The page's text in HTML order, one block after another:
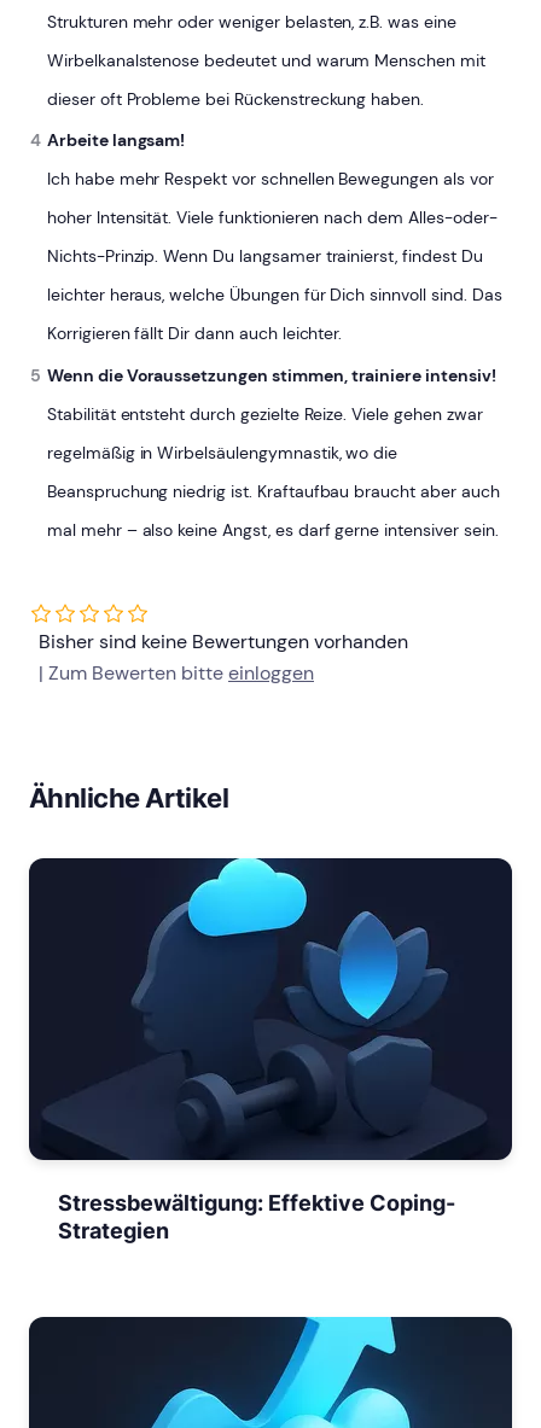
Strukturen mehr oder weniger belasten, z.B. was eine
Wirbelkanalstenose bedeutet und warum Menschen mit
dieser oft Probleme bei Rückenstreckung haben.
Arbeite langsam!
Ich habe mehr Respekt vor schnellen Bewegungen als vor
hoher Intensität. Viele funktionieren nach dem Alles-oder-
Nichts-Prinzip. Wenn Du langsamer trainierst, findest Du
leichter heraus, welche Übungen für Dich sinnvoll sind. Das
Korrigieren fällt Dir dann auch leichter.
Wenn die Voraussetzungen stimmen, trainiere intensiv!
Stabilität entsteht durch gezielte Reize. Viele gehen zwar
regelmäßig in Wirbelsäulengymnastik, wo die
Beanspruchung niedrig ist. Kraftaufbau braucht aber auch
mal mehr – also keine Angst, es darf gerne intensiver sein.
Bisher sind keine Bewertungen vorhanden
| Zum Bewerten bitteeinloggen
Ähnliche Artikel
Stressbewältigung: Effektive Coping-
Strategien